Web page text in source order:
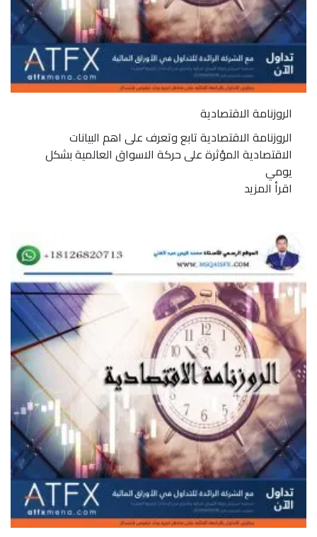
الروزنامة الاقتصادية
الروزنامة الاقتصادية تابع وتعرف على اهم البيانات
الاقتصادية المؤثرة على حركة الاسواق العالمية بشكل
يومي
اقرأ المزيد